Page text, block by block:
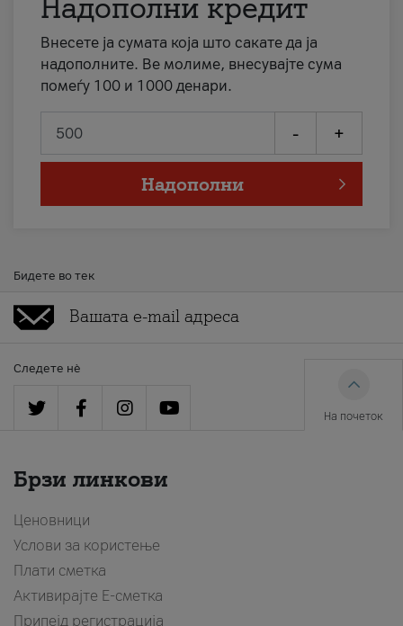
Надополни кредит
Внесете ја сумата која што сакате да ја
надополните. Ве молиме, внесувајте сума
помеѓу 100 и 1000 денари.
- +
Надополни
Бидете во тек
Следете нè
На почеток
Брзи линкови
Ценовници
Услови за користење
Плати сметка
Активирајте Е-сметка
Припејд регистрација